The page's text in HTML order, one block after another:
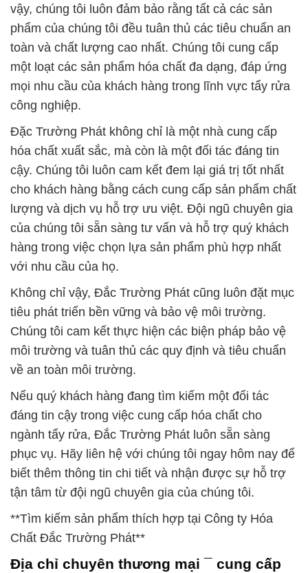
vậy, chúng tôi luôn đảm bảo rằng tất cả các sản
phẩm của chúng tôi đều tuân thủ các tiêu chuẩn an
toàn và chất lượng cao nhất. Chúng tôi cung cấp
một loạt các sản phẩm hóa chất đa dạng, đáp ứng
mọi nhu cầu của khách hàng trong lĩnh vực tẩy rửa
công nghiệp.
Đặc Trường Phát không chỉ là một nhà cung cấp
hóa chất xuất sắc, mà còn là một đối tác đáng tin
cậy. Chúng tôi luôn cam kết đem lại giá trị tốt nhất
cho khách hàng bằng cách cung cấp sản phẩm chất
lượng và dịch vụ hỗ trợ ưu việt. Đội ngũ chuyên gia
của chúng tôi sẵn sàng tư vấn và hỗ trợ quý khách
hàng trong việc chọn lựa sản phẩm phù hợp nhất
với nhu cầu của họ.
Không chỉ vậy, Đắc Trường Phát cũng luôn đặt mục
tiêu phát triển bền vững và bảo vệ môi trường.
Chúng tôi cam kết thực hiện các biện pháp bảo vệ
môi trường và tuân thủ các quy định và tiêu chuẩn
về an toàn môi trường.
Nếu quý khách hàng đang tìm kiếm một đối tác
đáng tin cậy trong việc cung cấp hóa chất cho
ngành tẩy rửa, Đắc Trường Phát luôn sẵn sàng
phục vụ. Hãy liên hệ với chúng tôi ngay hôm nay để
biết thêm thông tin chi tiết và nhận được sự hỗ trợ
tận tâm từ đội ngũ chuyên gia của chúng tôi.
**Tìm kiếm sản phẩm thích hợp tại Công ty Hóa
Chất Đắc Trường Phát**
Địa chỉ chuyên thương mại ¯ cung cấp